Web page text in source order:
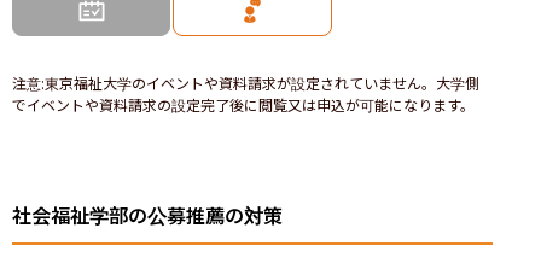
注意:東京福祉大学のイベントや資料請求が設定されていません。大学側
でイベントや資料請求の設定完了後に閲覧又は申込が可能になります。
社会福祉学部の公募推薦の対策